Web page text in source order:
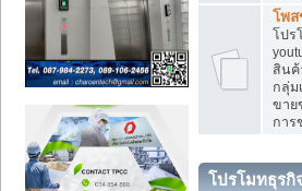
โพส
โปร
สินค้
กลุ่ม
ขาย
การ
โปรโมทธุรกิ